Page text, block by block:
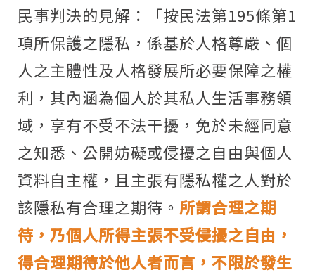
民事判決的見解：「按民法第195條第1
項所保護之隱私，係基於人格尊嚴、個
人之主體性及人格發展所必要保障之權
利，其內涵為個人於其私人生活事務領
域，享有不受不法干擾，免於未經同意
之知悉、公開妨礙或侵擾之自由與個人
資料自主權，且主張有隱私權之人對於
該隱私有合理之期待。 所謂合理之期
待，乃個人所得主張不受侵擾之自由，
得合理期待於他人者而言，不限於發生